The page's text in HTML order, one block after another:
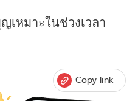
เหมาะในช่วงเวลา
Copy link